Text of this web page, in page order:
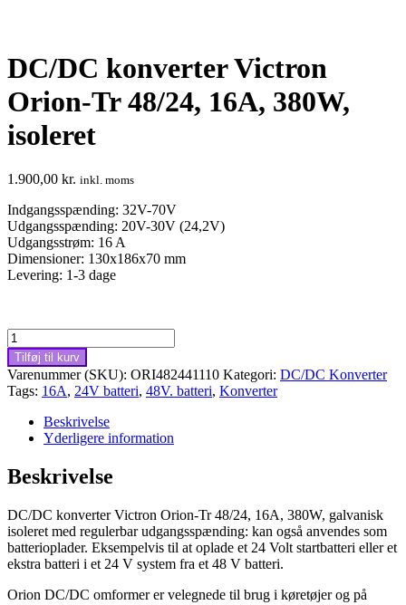
DC/DC konverter Victron
Orion-Tr 48/24, 16A, 380W,
isoleret
1.900,00 kr. inkl. moms
Indgangsspænding: 32V-70V
Udgangsspænding: 20V-30V (24,2V)
Udgangsstrøm: 16 A
Dimensioner: 130x186x70 mm
Levering: 1-3 dage
DC/DC
konverter
Victron
Orion-
Tr
48/24,
16A,
380W,
isoleret
antal
Tilføj til kurv
Varenummer (SKU): ORI482441110 Kategori: DC/DC Konverter
Tags: 16A, 24V batteri, 48V. batteri, Konverter
Beskrivelse
Yderligere information
Beskrivelse
DC/DC konverter Victron Orion-Tr 48/24, 16A, 380W, galvanisk
isoleret med regulerbar udgangsspænding: kan også anvendes som
batterioplader. Eksempelvis til at oplade et 24 Volt startbatteri eller et
ekstra batteri i et 24 V system fra et 48 V batteri.
Orion DC/DC omformer er velegnede til brug i køretøjer og på